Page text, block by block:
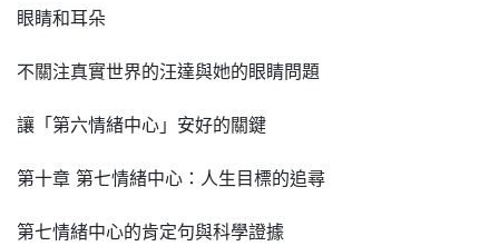
眼睛和耳朵
不關注真實世界的汪達與她的眼睛問題
讓「第六情緒中心」安好的關鍵
第十章 第七情緒中心：人生目標的追尋
第七情緒中心的肯定句與科學證據